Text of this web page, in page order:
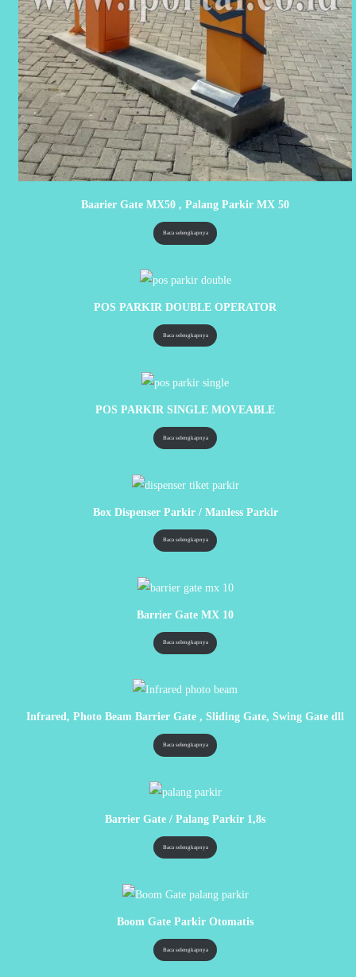
Baarier Gate MX50 , Palang Parkir MX 50
Baca selengkapnya
POS PARKIR DOUBLE OPERATOR
Baca selengkapnya
POS PARKIR SINGLE MOVEABLE
Baca selengkapnya
Box Dispenser Parkir / Manless Parkir
Baca selengkapnya
Barrier Gate MX 10
Baca selengkapnya
Infrared, Photo Beam Barrier Gate , Sliding Gate, Swing Gate dll
Baca selengkapnya
Barrier Gate / Palang Parkir 1,8s
Baca selengkapnya
Boom Gate Parkir Otomatis
Baca selengkapnya